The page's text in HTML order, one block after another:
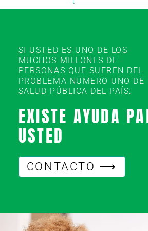
SI USTED ES UNO DE LOS
MUCHOS MILLONES DE
PERSONAS QUE SUFREN DEL
PROBLEMA NÚMERO UNO DE
SALUD PÚBLICA DEL PAÍS:
EXISTE AYUDA
USTED
CONTACTO ⟶